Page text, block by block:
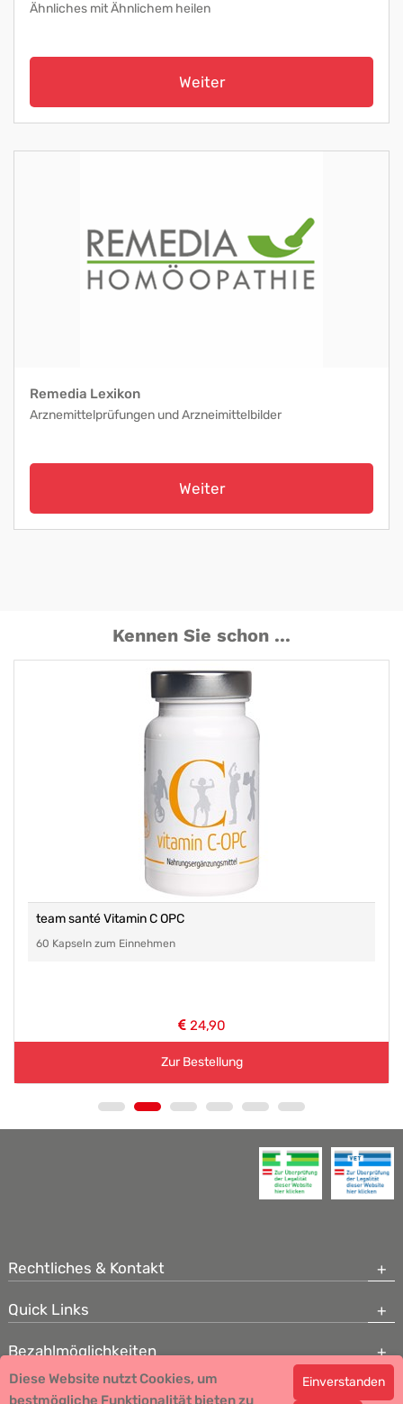
Ähnliches mit Ähnlichem heilen
Weiter
Remedia Lexikon
Arznemittelprüfungen und Arzneimittelbilder
Weiter
Kennen Sie schon ...
team santé Vitamin C OPC
60 Kapseln zum Einnehmen
24,90
Zur Bestellung
Rechtliches & Kontakt
Quick Links
Bezahlmöglichkeiten
Copyright © 2026 Team Santé Salvator Apotheke - GDP zertifiziert
Diese Website nutzt Cookies, um
bestmögliche Funktionalität bieten zu
Einverstanden